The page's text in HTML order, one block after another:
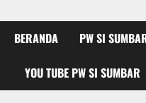
BERANDA PW SI
YOU TUBE PW SI SUMBAR